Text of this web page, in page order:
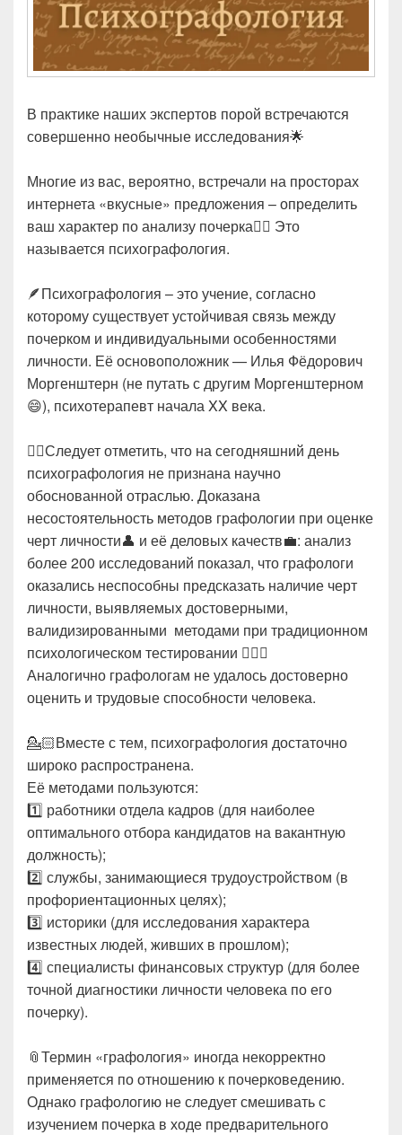
В практике наших экспертов порой встречаются
совершенно необычные исследования🌟
Многие из вас, вероятно, встречали на просторах
интернета «вкусные» предложения – определить
ваш характер по анализу почерка✍🏻 Это
называется психографология.
🪶Психографология – это учение, согласно
которому существует устойчивая связь между
почерком и индивидуальными особенностями
личности. Её основоположник — Илья Фёдорович
Моргенштерн (не путать с другим Моргенштерном
😄), психотерапевт начала XX века.
☝🏻Следует отметить, что на сегодняшний день
психографология не признана научно
обоснованной отраслью. Доказана
несостоятельность методов графологии при оценке
черт личности👤 и её деловых качеств💼: анализ
более 200 исследований показал, что графологи
оказались неспособны предсказать наличие черт
личности, выявляемых достоверными,
валидизированными методами при традиционном
психологическом тестировании 🤷🏻‍♀️
Аналогично графологам не удалось достоверно
оценить и трудовые способности человека.
💁🏻Вместе с тем, психографология достаточно
широко распространена.
Её методами пользуются:
1️⃣ работники отдела кадров (для наиболее
оптимального отбора кандидатов на вакантную
должность);
2️⃣ службы, занимающиеся трудоустройством (в
профориентационных целях);
3️⃣ историки (для исследования характера
известных людей, живших в прошлом);
4️⃣ специалисты финансовых структур (для более
точной диагностики личности человека по его
почерку).
📎Термин «графология» иногда некорректно
применяется по отношению к почерковедению.
Однако графологию не следует смешивать с
изучением почерка в ходе предварительного